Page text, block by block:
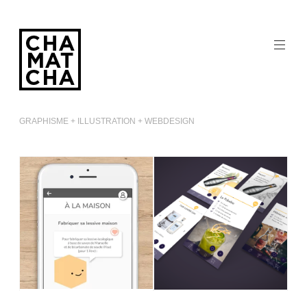
contenu
principal
GRAPHISME + ILLUSTRATION + WEBDESIGN